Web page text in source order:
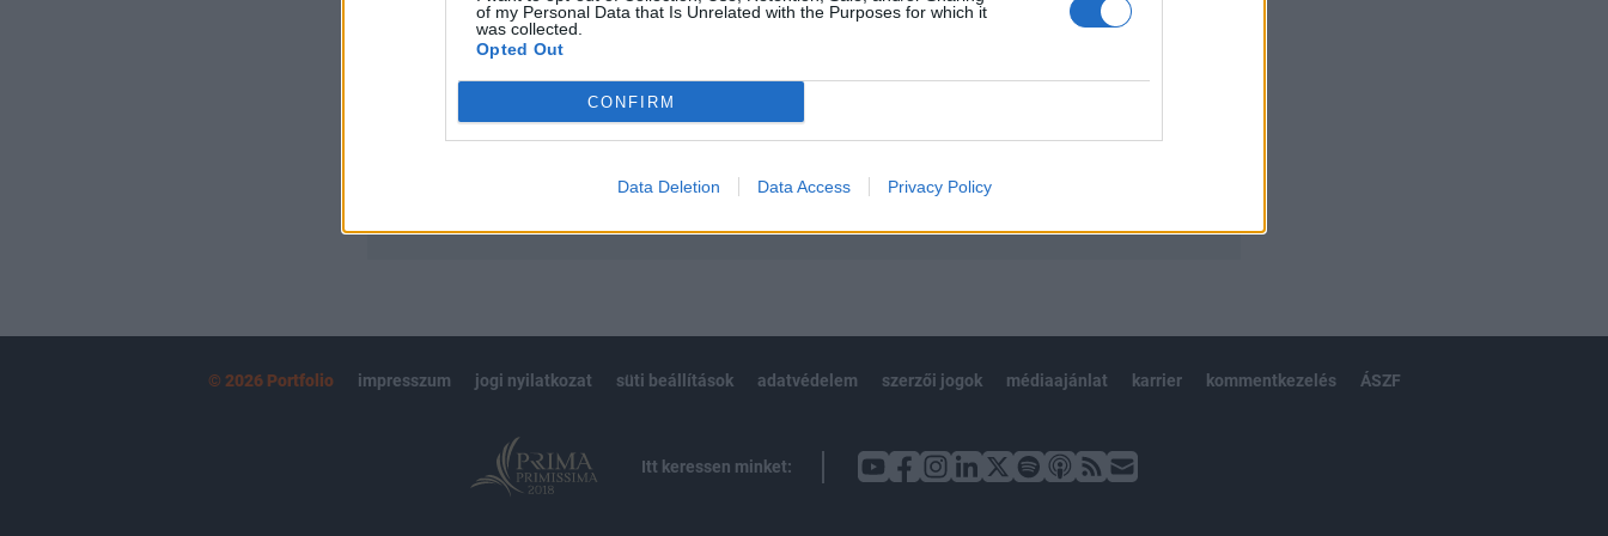
of my Personal Data that Is Unrelated with the Purposes for which it
was collected.
Opted Out
CONFIRM
Data Deletion Data Access Privacy Policy
Portfolio.hu teljes cikkarchívum
Kötéslisták: BÉT elmúlt 2 év napon belüli
© 2026 Portfolio impresszum jogi nyilatkozat süti beállítások adatvédelem szerzői jogok médiaajánlat karrier kommentkezelés ÁSZF
Itt keressen minket: